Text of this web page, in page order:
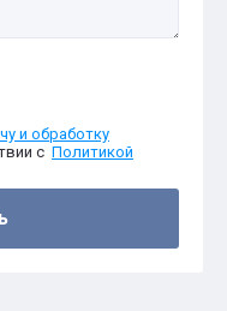
и обработку
с Политикой